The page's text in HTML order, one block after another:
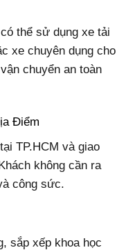
thể sử dụng xe tải
xe chuyên dụng cho
chuyển an toàn
Điểm
TP.HCM và giao
không cần ra
công sức.
sắp xếp khoa học